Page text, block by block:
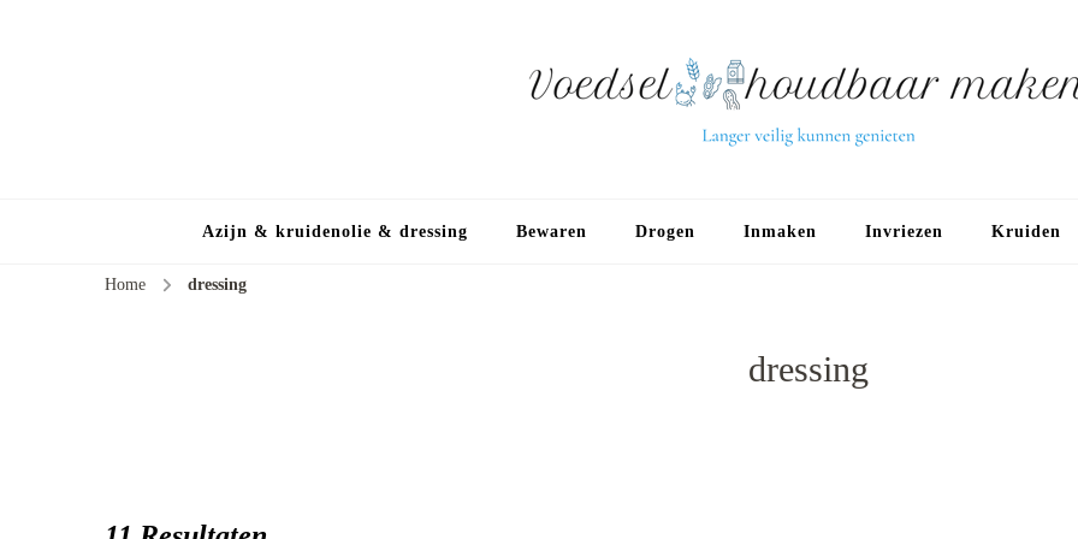
Azijn & kruidenolie & dressing Bewaren Drogen Inmaken Invriezen Kruiden
Home dressing
dressing